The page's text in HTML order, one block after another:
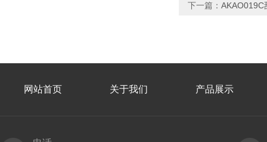
下一篇： AKAO019C
网站首页 关于我们 产品展示